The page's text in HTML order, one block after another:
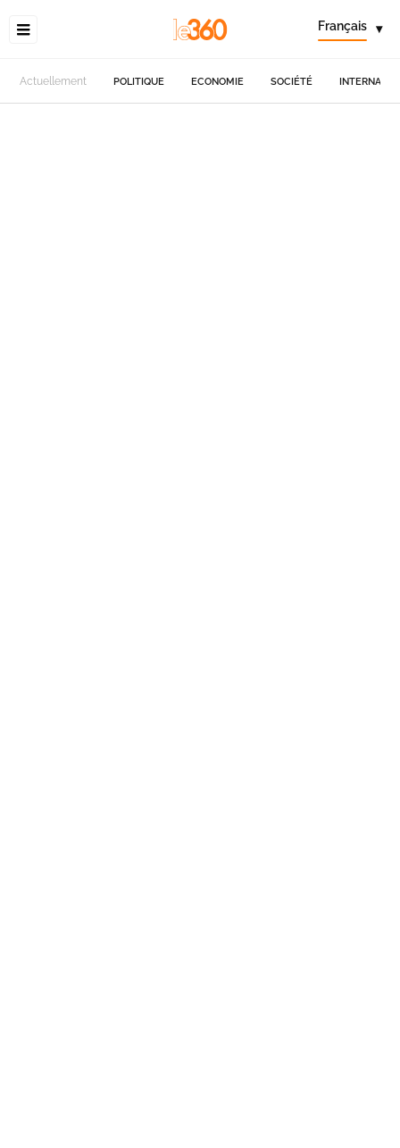
Français ▾
Actuellement POLITIQUE ECONOMIE SOCIÉTÉ